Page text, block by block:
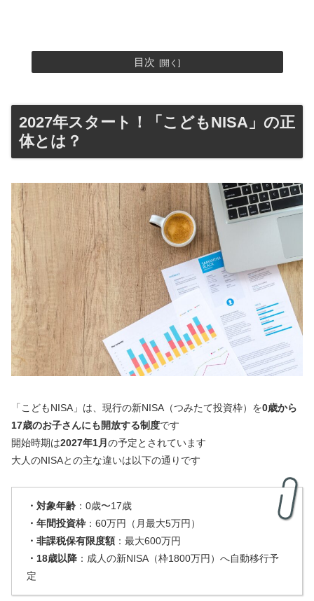
目次
2027年スタート！「こどもNISA」の正
体とは？
「こどもNISA」は、現行の新NISA（つみたて投資枠）を0歳から
17歳のお子さんにも開放する制度です
開始時期は2027年1月 の予定とされています
大人のNISAとの主な違いは以下の通りです
・対象年齢 ：0歳〜17歳
・年間投資枠 ：60万円（月最大5万円）
・非課税保有限度額：最大600万円
・18歳以降 ：成人の新NISA（枠1800万円）へ自動移行予
定